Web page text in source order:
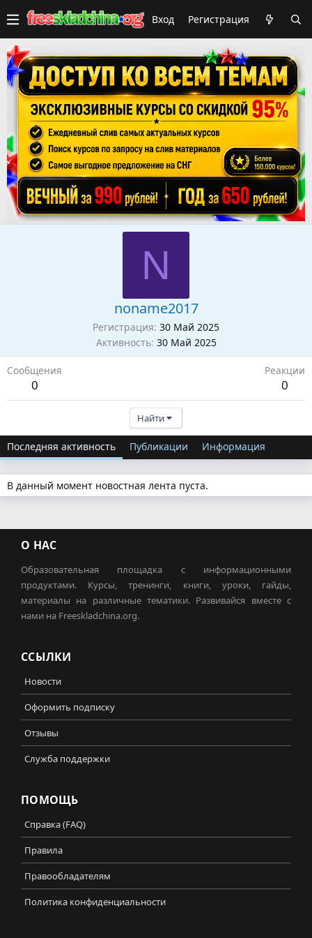
Вход Регистрация
N
noname2017
Регистрация 30 Май 2025
Активность 30 Май 2025
Сообщения
0
Реакции
0
Найти
Последняя активность Публикации Информация
В данный момент новостная лента пуста.
О НАС
Образовательная площадка с информационными
продуктами. Курсы, тренинги, книги, уроки, гайды,
материалы на различные тематики. Развивайся вместе с
нами на Freeskladchina.org.
ССЫЛКИ
Новости
Оформить подписку
Отзывы
Служба поддержки
ПОМОЩЬ
Справка (FAQ)
Правила
Правообладателям
Политика конфиденциальности